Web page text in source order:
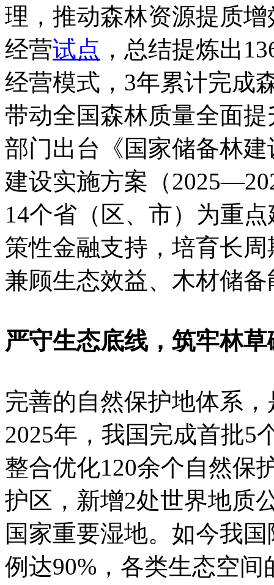
理，推动森林资源提质
经营试点 ，总结提炼出
经营模式，3年累计完成
带动全国森林质量全面
部门出台《国家储备林
建设实施方案（
14个省（区、市）为重
策性金融支持，培育长
兼顾生态效益、木材储
严守生态底线，筑牢林
完善的自然保护地体系
2025年，我国完成首批5
整合优化120余个自然保
护区，新增2处世界地质
国家重要湿地。如今我
例达90%，各类生态空